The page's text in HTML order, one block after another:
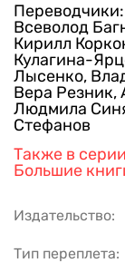
Переводчики:
Всеволод
Кирилл
Кулагина-
Лысенко,
Вера Резник,
Людмила
Стефанов
Также в серии
Большие
Издательство:
Тип переплета: